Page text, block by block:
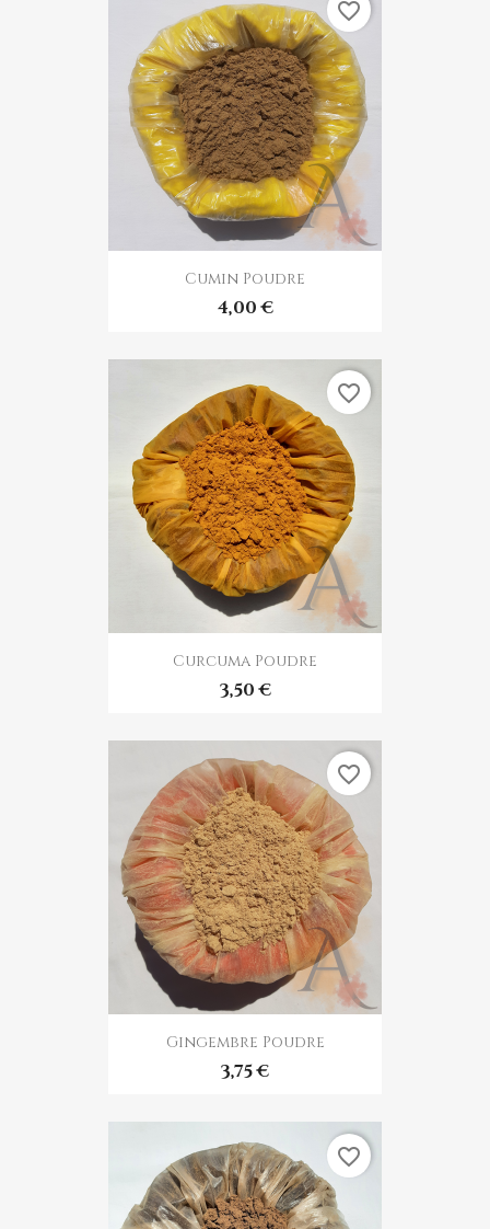
Cumin Poudre
4,00 €
favorite_border
Curcuma Poudre
3,50 €
favorite_border
Gingembre Poudre
3,75 €
favorite_border
favorite_border